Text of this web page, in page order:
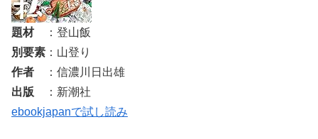
題材
：登山飯
別要素 ：山登り
作者
：信濃川日出雄
出版
：新潮社
ebookjapanで試し読み